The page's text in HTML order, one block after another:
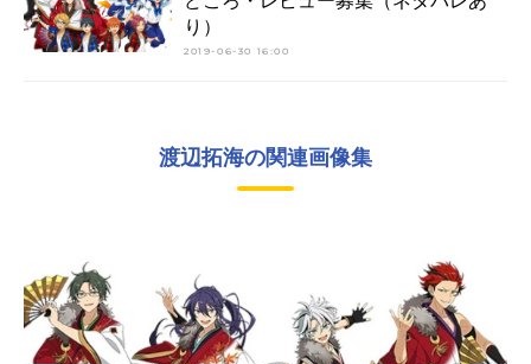
り）
2019-06-30 16:00
渡辺拓海の関連画像集